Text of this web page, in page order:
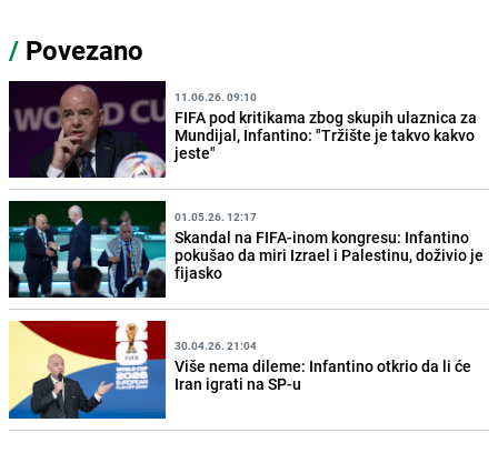
/ Povezano
11.06.26. 09:10
FIFA pod kritikama zbog skupih ulaznica za
Mundijal, Infantino: "Tržište je takvo kakvo
jeste"
01.05.26. 12:17
Skandal na FIFA-inom kongresu: Infantino
pokušao da miri Izrael i Palestinu, doživio je
fijasko
30.04.26. 21:04
Više nema dileme: Infantino otkrio da li će
Iran igrati na SP-u